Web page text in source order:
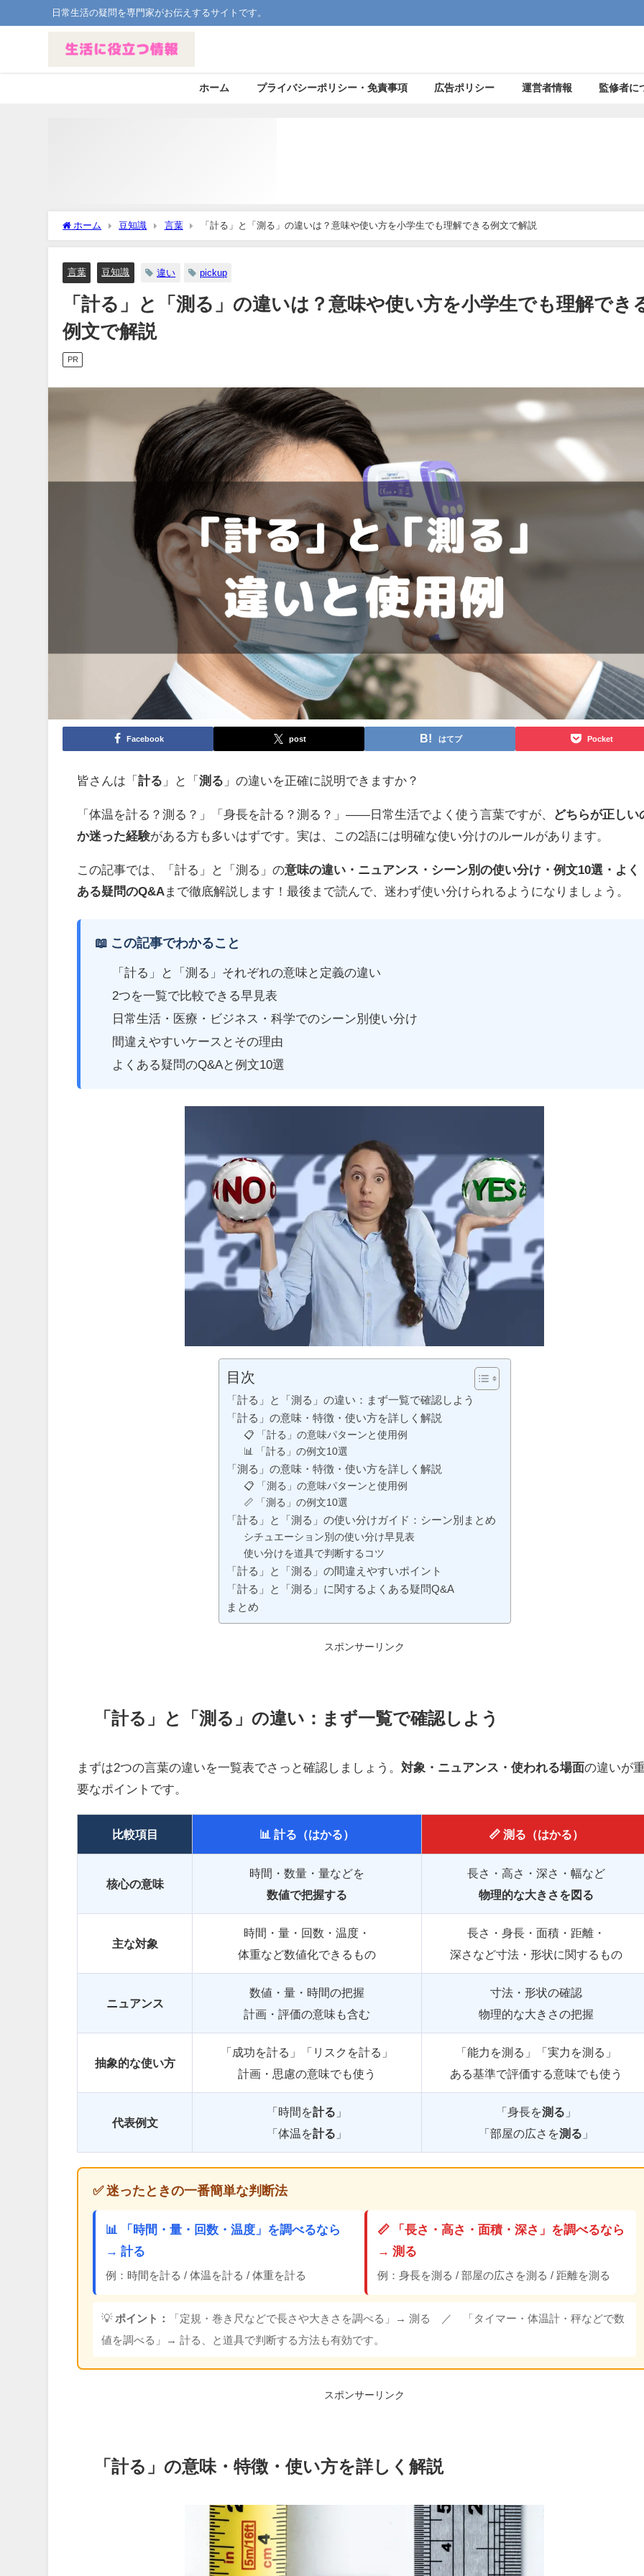
日常生活の疑問を専門家がお伝えするサイトです。
ホーム プライバシーポリシー・免責事項 広告ポリシー 運営者情報 監修者に
ホーム 豆知識 言葉 「計る」と「測る」の違いは？意味や使い方を小学生でも理解できる例文で解説
言葉 豆知識 違い pickup
「計る」と「測る」の違いは？意味や使い方を小学生でも理解でき
例文で解説
PR
Facebook post はてブ Pocket
皆さんは「計る 」と「測る 」の違いを正確に説明できますか？
「体温を計る？測る？」「身長を計る？測る？」——日常生活でよく使う言葉ですが、
どちらが正しい
か迷った経験がある方も多いはずです。実は、この2語には明確な使い分けのルールがあります。
この記事では、「計る」と「測る」の意味の違い・ニュアンス・シーン別の使い分け・例文10選・よく
ある疑問のQ&A まで徹底解説します！最後まで読んで、迷わず使い分けられるようになりましょう。
📖 この記事でわかること
「計る」と「測る」それぞれの意味と定義の違い
2つを一覧で比較できる早見表
日常生活・医療・ビジネス・科学でのシーン別使い分け
間違えやすいケースとその理由
よくある疑問のQ&Aと例文10選
目次
「計る」と「測る」の違い：まず一覧で確認しよう
「計る」の意味・特徴・使い方を詳しく解説
📋 「計る」の意味パターンと使用例
📊 「計る」の例文10選
「測る」の意味・特徴・使い方を詳しく解説
📋 「測る」の意味パターンと使用例
📏 「測る」の例文10選
「計る」と「測る」の使い分けガイド：シーン別まとめ
シチュエーション別の使い分け早見表
使い分けを道具で判断するコツ
「計る」と「測る」の間違えやすいポイント
「計る」と「測る」に関するよくある疑問Q&A
まとめ
スポンサーリンク
「計る」と「測る」の違い：まず一覧で確認しよう
まずは2つの言葉の違いを一覧表でさっと確認しましょう。対象・ニュアンス・使われる場面の違いが
要なポイントです。
比較項目 📊 計る（はかる） 📏 測る（はかる）
核心の意味
時間・数量・量などを
数値で把握する
長さ・高さ・深さ・幅など
物理的な大きさを図る
主な対象
時間・量・回数・温度・
体重など数値化できるもの
長さ・身長・面積・距離・
深さなど寸法・形状に関するもの
ニュアンス
数値・量・時間の把握
計画・評価の意味も含む
寸法・形状の確認
物理的な大きさの把握
抽象的な使い方
「成功を計る」「リスクを計る」
計画・思慮の意味でも使う
「能力を測る」「実力を測る」
ある基準で評価する意味でも使う
代表例文
「時間を計る 」
「体温を計る 」
「身長を測る 」
「部屋の広さを測る 」
✅ 迷ったときの一番簡単な判断法
📊 「時間・量・回数・温度」を調べるなら
→ 計る
例：時間を計る / 体温を計る / 体重を計る
📏 「長さ・高さ・面積・深さ」を調べるなら
→ 測る
例：身長を測る / 部屋の広さを測る / 距離を測る
💡 ポイント：
「定規・巻き尺などで長さや大きさを調べる」→ 測る ／ 「タイマー・体温計・秤などで数
値を調べる」→ 計る、と道具で判断する方法も有効です。
スポンサーリンク
「計る」の意味・特徴・使い方を詳しく解説